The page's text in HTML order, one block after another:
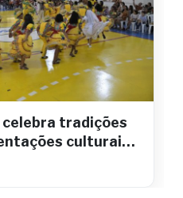
celebra tradições
culturais e